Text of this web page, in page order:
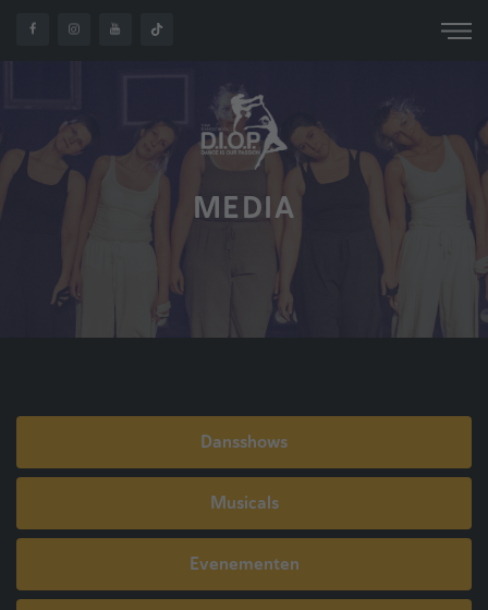
MEDIA
Dansshows
Musicals
Evenementen